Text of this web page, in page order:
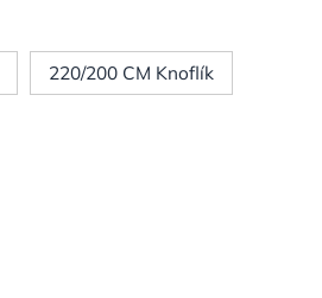
220/200 CM Knoflík